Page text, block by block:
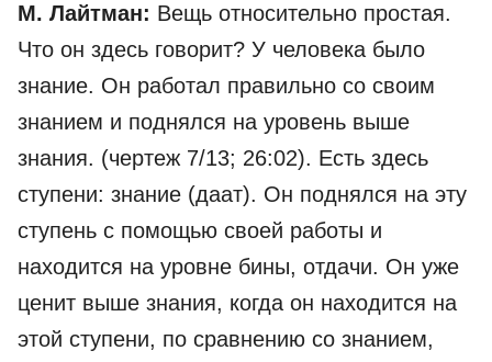
М. Лайтман: Вещь относительно простая.
Что он здесь говорит? У человека было
знание. Он работал правильно со своим
знанием и поднялся на уровень выше
знания. (чертеж 7/13; 26:02). Есть здесь
ступени: знание (даат). Он поднялся на эту
ступень с помощью своей работы и
находится на уровне бины, отдачи. Он уже
ценит выше знания, когда он находится на
этой ступени, по сравнению со знанием,